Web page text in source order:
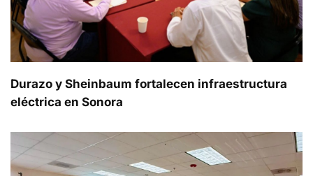
Durazo y Sheinbaum fortalecen infraestructura
eléctrica en Sonora